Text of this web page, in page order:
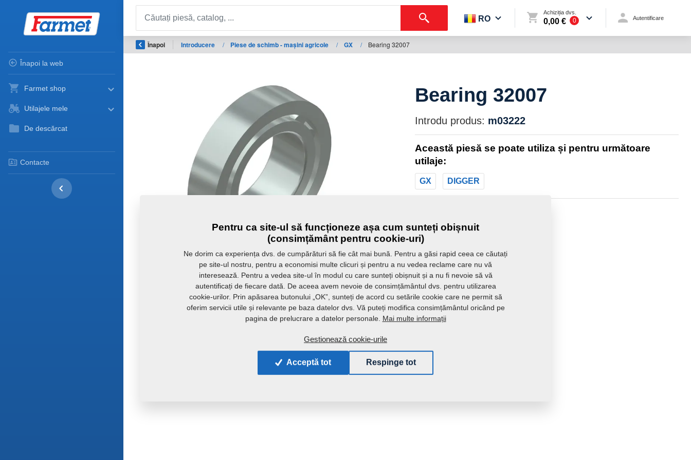
Înapoi la web
Farmet shop
Utilajele mele
De descărcat
Contacte
RO
Achiziția dvs.
0,00 € 0 Autentificare
Înapoi Introducere / Piese de schimb - mașini agricole / GX / Bearing 32007
Bearing 32007
Introdu produs: m03222
Această piesă se poate utiliza și pentru următoare
utilaje:
GX DIGGER
Pentru ca site-ul să funcționeze așa cum sunteți obișnuit
(consimțământ pentru cookie-uri)
Ne dorim ca experiența dvs. de cumpărături să fie cât mai bună. Pentru a găsi rapid ceea ce căutați
pe site-ul nostru, pentru a economisi multe clicuri și pentru a nu vedea reclame care nu vă
interesează. Pentru a vedea site-ul în modul cu care sunteți obișnuit și a nu fi nevoie să vă
autentificați de fiecare dată. De aceea avem nevoie de consimțământul dvs. pentru utilizarea
cookie-urilor. Prin apăsarea butonului „OK”, sunteți de acord cu setările cookie care ne permit să
oferim servicii utile și relevante pe baza datelor dvs. Vă puteți modifica consimțământul oricând pe
pagina de prelucrare a datelor personale. Mai multe informații
Gestionează cookie-urile
Acceptă tot Respinge tot